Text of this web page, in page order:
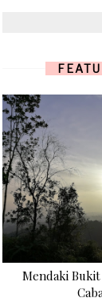
Mendaki Bukit